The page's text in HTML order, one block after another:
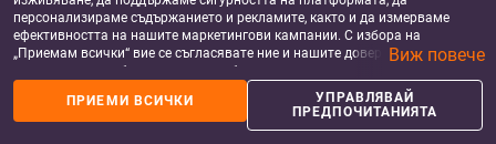
персонализираме съдържанието и рекламите, както и да измерваме
ефективността на нашите маркетингови кампании. С избора на
„Приемам всички“ вие се съгласявате ние и нашите доверени партньори
да съхраняваме бисквитки и подобни технологии на вашето устройство
за рекламни и аналитични цели. Можете по всяко време да управлявате
своите предпочитания, като натиснете „Управлявай предпочитанията“.
За повече информация, моля, вижте нашата
Виж повече
ПРИЕМИ ВСИЧКИ
УПРАВЛЯВАЙ
ПРЕДПОЧИТАНИЯТА